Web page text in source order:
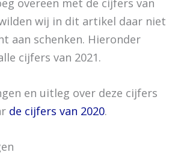
wij in dit artikel daar niet
aan schenken. Hieronder
cijfers van 2021.
en uitleg over deze cijfers
de cijfers van 2020.